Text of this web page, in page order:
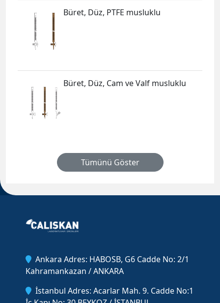
Büret, Düz, PTFE musluklu
Büret, Düz, Cam ve Valf musluklu
Tümünü Göster
Ankara Adres: HABOSB, G6 Cadde No: 2/1
Kahramankazan / ANKARA
İstanbul Adres: Acarlar Mah. 9. Cadde No:1